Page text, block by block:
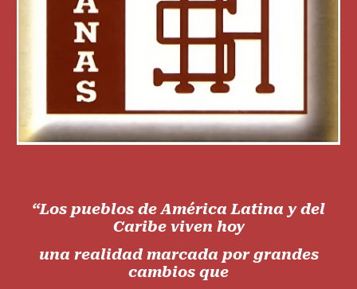
“Los pueblos de América Latina y del
Caribe viven hoy
una realidad marcada por grandes
cambios que